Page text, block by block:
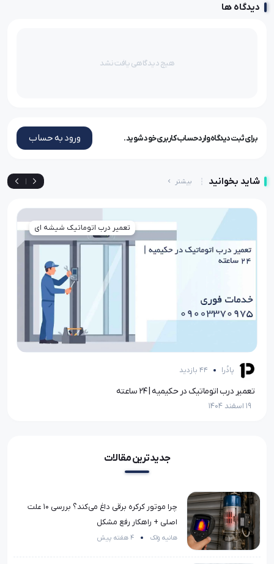
دیدگاه ها
هیچ دیدگاهی یافت نشد
برای ثبت دیدگاه وارد حساب کاربری خود شوید. ورود به حساب
شاید بخوانید بیشتر |
تعمیر درب اتوماتیک شیشه ای
پادُرا 44 بازدید
تعمیر درب اتوماتیک در حکیمیه | ۲۴ ساعته
19 اسفند 1404
جدیدترین مقالات
چرا موتور کرکره برقی داغ می‌کند؟ بررسی ۱۰ علت
اصلی + راهکار رفع مشکل
هانیه ولک 4 هفته پیش